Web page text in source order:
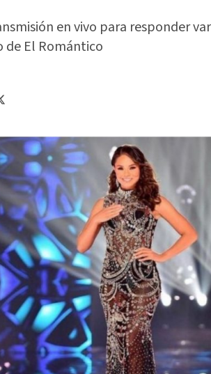
en vivo para responder
de El Romántico